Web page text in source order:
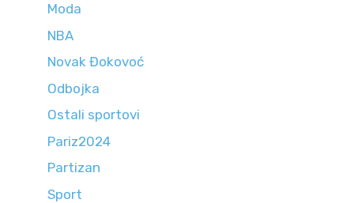
Moda
NBA
Novak Đokovoć
Odbojka
Ostali sportovi
Pariz2024
Partizan
Sport